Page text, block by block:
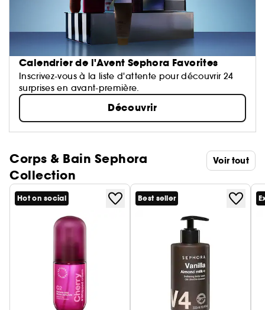
Calendrier de l'Avent Sephora Favorites
Inscrivez-vous à la liste d'attente pour découvrir 24
surprises en avant-première.
Découvrir
Corps & Bain Sephora
Collection
Voir tout
Hot on social Best seller